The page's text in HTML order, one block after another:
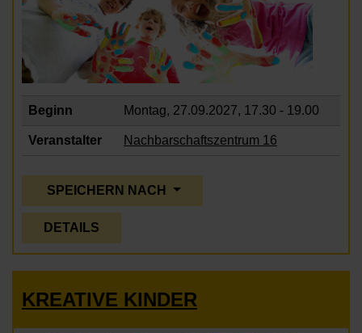
Beginn Montag, 27.09.2027, 17.30 - 19.00
Veranstalter Nachbarschaftszentrum 16
SPEICHERN NACH
DETAILS
KREATIVE KINDER